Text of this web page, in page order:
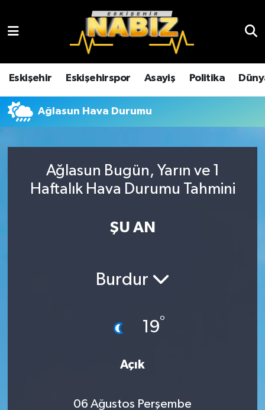
Eskişehir Eskişehirspor Asayiş Politika
Ağlasun Hava Durumu
Ağlasun Bugün, Yarın ve 1
Haftalık Hava Durumu Tahmini
ŞU AN
Burdur
19°
Açık
06 Ağustos Perşembe
Çevre
Dünya
Ekonomi
Eskişehir
Eskişehir Hava Durumu
Eskişehir Trafik Yoğunluk Haritası
TFF 3.Lig 4.Grup Puan Durumu ve Fikstür
Son Dakika Haberleri
Haber Arşivi